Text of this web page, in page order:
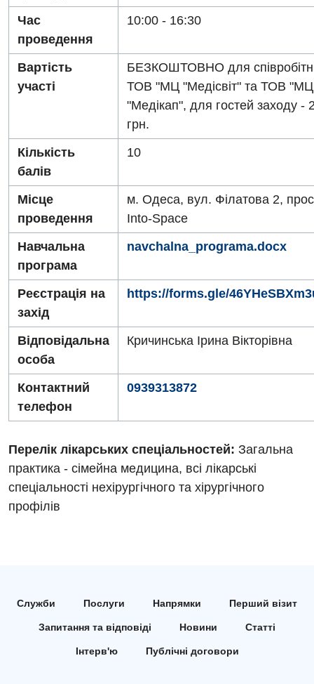
Відео
УЗД
Для дорослих
Акушерство і гінекологія
Безоплатні послуги
Вакцинація
Гастроентерологія
Дерматовенерологія
Дієтологія
Ендокринологія
Медична психологія
Неврологія
Онкологічне відділлення
Оториноларингологія
Ревматологія
Час
проведення
10:00 - 16:30
Вартість
участі
БЕЗКОШТОВНО для
ТОВ "МЦ "Медісвіт" та ТОВ "МЦ
"Медікап", для гостей заходу -
грн.
Кількість
балів
10
Місце
проведення
м. Одеса, вул. Філатова 2,
Into-Space
Навчальна
програма
navchalna_programa.docx
Реєстрація на
захід
https://forms.gle/
Відповідальна
особа
Кричинська Ірина Вікторівна
Контактний
телефон
0939313872
Перелік лікарських спеціальностей: Загальна
практика - сімейна медицина, всі лікарські
спеціальності нехірургічного та хірургічного
профілів
Служби Послуги Напрямки Перший візит
Запитання та відповіді Новини Статті
Інтерв'ю Публічні договори